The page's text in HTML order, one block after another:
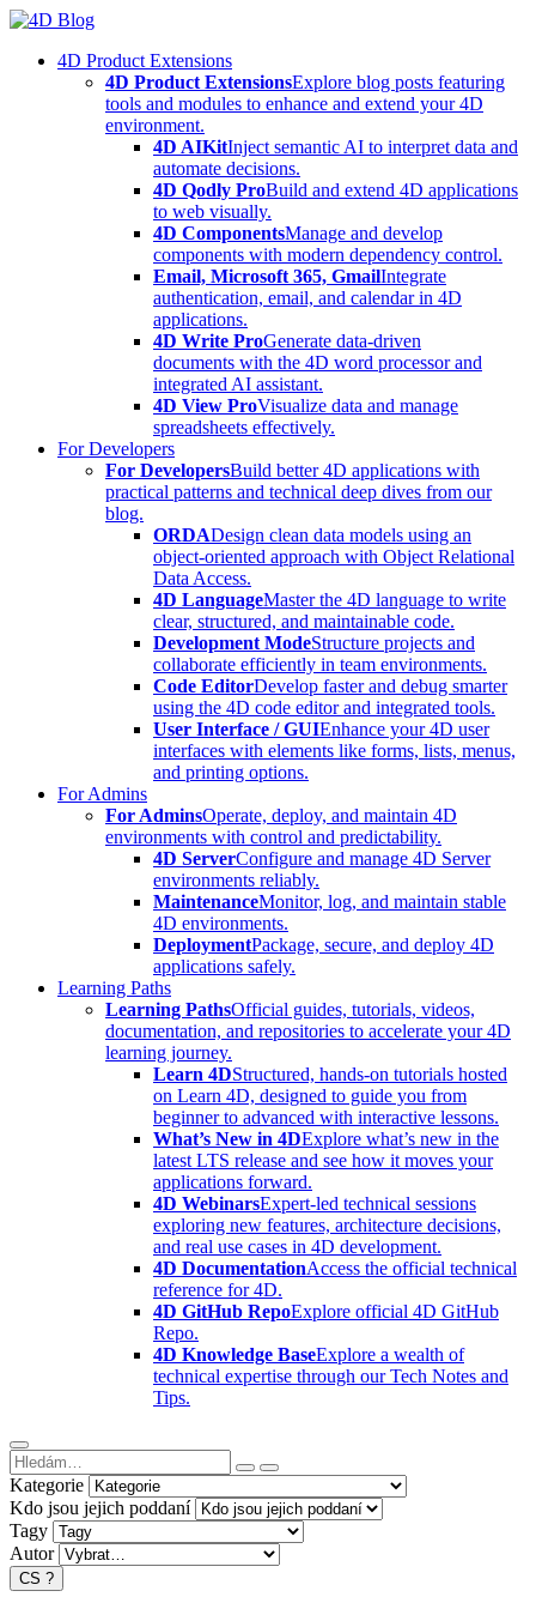
Skip
content4D Product Extensions
4D Product ExtensionsExplore blog posts featuring
tools and modules to enhance and extend your 4D
environment.
4D AIKitInject semantic AI to interpret data and
automate decisions.
4D Qodly ProBuild and extend 4D applications
to web visually.
4D ComponentsManage and develop
components with modern dependency control.
Email, Microsoft 365, GmailIntegrate
authentication, email, and calendar in 4D
applications.
4D Write ProGenerate data-driven
documents with the 4D word processor and
integrated AI assistant.
4D View ProVisualize data and manage
spreadsheets effectively.
For Developers
For DevelopersBuild better 4D applications with
practical patterns and technical deep dives from our
blog.
ORDADesign clean data models using an
object-oriented approach with Object Relational
Data Access.
4D LanguageMaster the 4D language to write
clear, structured, and maintainable code.
Development ModeStructure projects and
collaborate efficiently in team environments.
Code EditorDevelop faster and debug smarter
using the 4D code editor and integrated tools.
User Interface / GUIEnhance your 4D user
interfaces with elements like forms, lists, menus,
and printing options.
For Admins
For AdminsOperate, deploy, and maintain 4D
environments with control and predictability.
4D ServerConfigure and manage 4D Server
environments reliably.
MaintenanceMonitor, log, and maintain stable
4D environments.
DeploymentPackage, secure, and deploy 4D
applications safely.
Learning Paths
Learning PathsOfficial guides, tutorials, videos,
documentation, and repositories to accelerate your 4D
learning journey.
Learn 4DStructured, hands-on tutorials hosted
on Learn 4D, designed to guide you from
beginner to advanced with interactive lessons.
What’s New in 4DExplore what’s new in the
latest LTS release and see how it moves your
applications forward.
4D WebinarsExpert-led technical sessions
exploring new features, architecture decisions,
and real use cases in 4D development.
4D DocumentationAccess the official technical
reference for 4D.
4D GitHub RepoExplore official 4D GitHub
Repo.
4D Knowledge BaseExplore a wealth of
technical expertise through our Tech Notes and
Tips.
Kategorie
Kdo jsou jejich poddaní
Tagy
Autor
CS ?